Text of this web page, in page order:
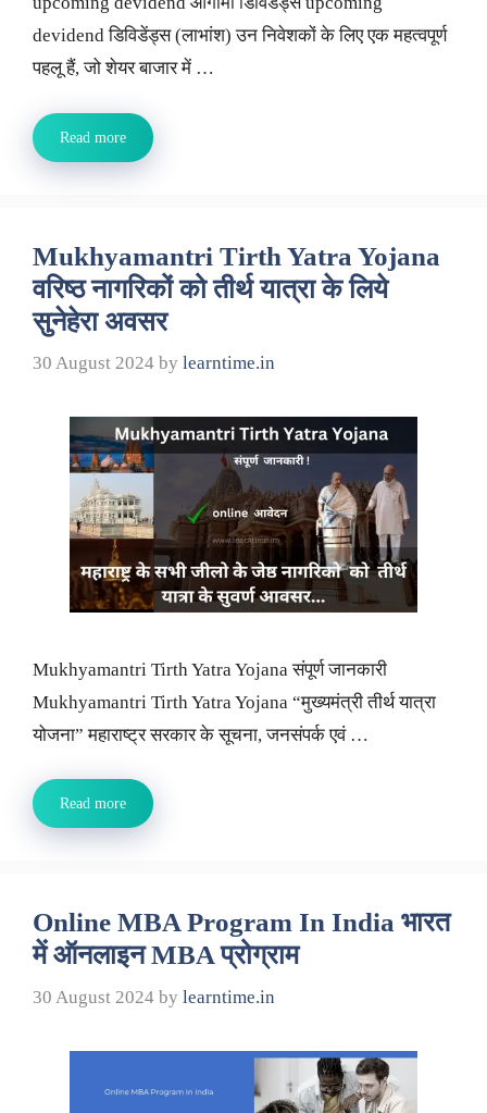
devidend डिविडेंड्स (लाभांश) उन निवेशकों के लिए एक महत्वपूर्ण
पहलू हैं, जो शेयर बाजार में …
Read more
Mukhyamantri Tirth Yatra Yojana
वरिष्ठ नागरिकों को तीर्थ यात्रा के लिये
सुनेहेरा अवसर
30 August 2024 by learntime.in
Mukhyamantri Tirth Yatra Yojana संपूर्ण जानकारी
Mukhyamantri Tirth Yatra Yojana “मुख्यमंत्री तीर्थ यात्रा
योजना” महाराष्ट्र सरकार के सूचना, जनसंपर्क एवं …
Read more
Online MBA Program In India भारत
में ऑनलाइन MBA प्रोग्राम
30 August 2024 by learntime.in